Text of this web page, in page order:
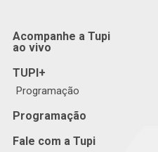
Acompanhe a Tupi
ao vivo
TUPI+
Programação
Programação
Fale com a Tupi